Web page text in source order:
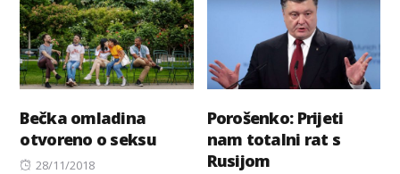
Bečka omladina
otvoreno o seksu
Posted
28/11/2018
Porošenko: Prijeti
nam totalni rat s
Rusijom